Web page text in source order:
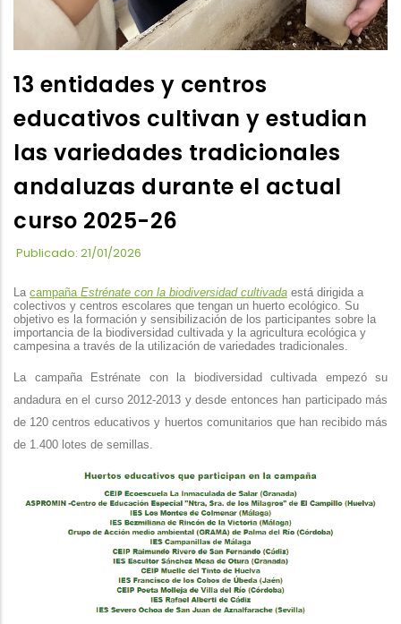
13 entidades y centros
educativos cultivan y estudian
las variedades tradicionales
andaluzas durante el actual
curso 2025-26
Publicado: 21/01/2026
La campaña Estrénate con la biodiversidad cultivada está dirigida a
colectivos y centros escolares que tengan un huerto ecológico. Su
objetivo es la formación y sensibilización de los participantes sobre la
importancia de la biodiversidad cultivada y la agricultura ecológica y
campesina a través de la utilización de variedades tradicionales.
La campaña Estrénate con la biodiversidad cultivada empezó su
andadura en el curso 2012-2013 y desde entonces han participado más
de 120 centros educativos y huertos comunitarios que han recibido más
de 1.400 lotes de semillas.